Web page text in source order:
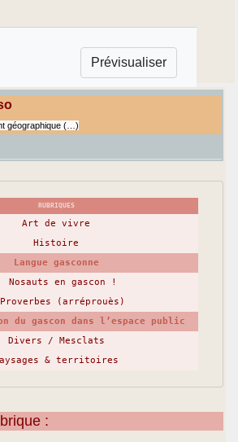
géographique (…)
RUBRIQUES
Art de vivre
Histoire
Langue gasconne
Nosauts en gascon !
Proverbes (arréprouès)
du gascon dans l’espace public
Divers / Mesclats
& territoires
: